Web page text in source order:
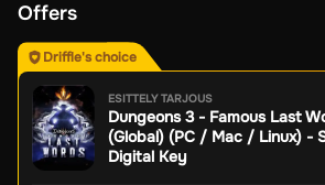
Offers
Driffle's choice
ESITTELY TARJOUS
Dungeons 3 - Famous Last
(Global) (PC / Mac / Linux) -
Digital Key